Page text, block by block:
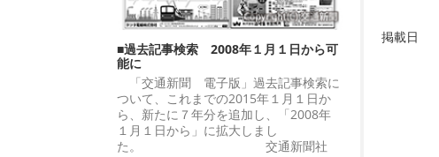
■過去記事検索 2008年１月１日から可
能に
「交通新聞 電子版」過去記事検索に
ついて、これまでの2015年１月１日か
ら、新たに７年分を追加し、「2008年
１月１日から」に拡大しまし
た。 交通新聞社
掲載日